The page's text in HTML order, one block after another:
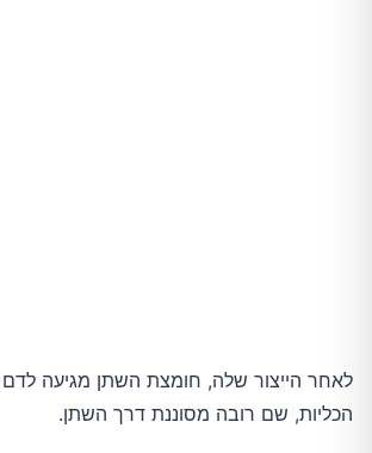
לאחר הייצור שלה, חומצת השתן מגיעה
הכליות, שם רובה מסוננת דרך השתן.